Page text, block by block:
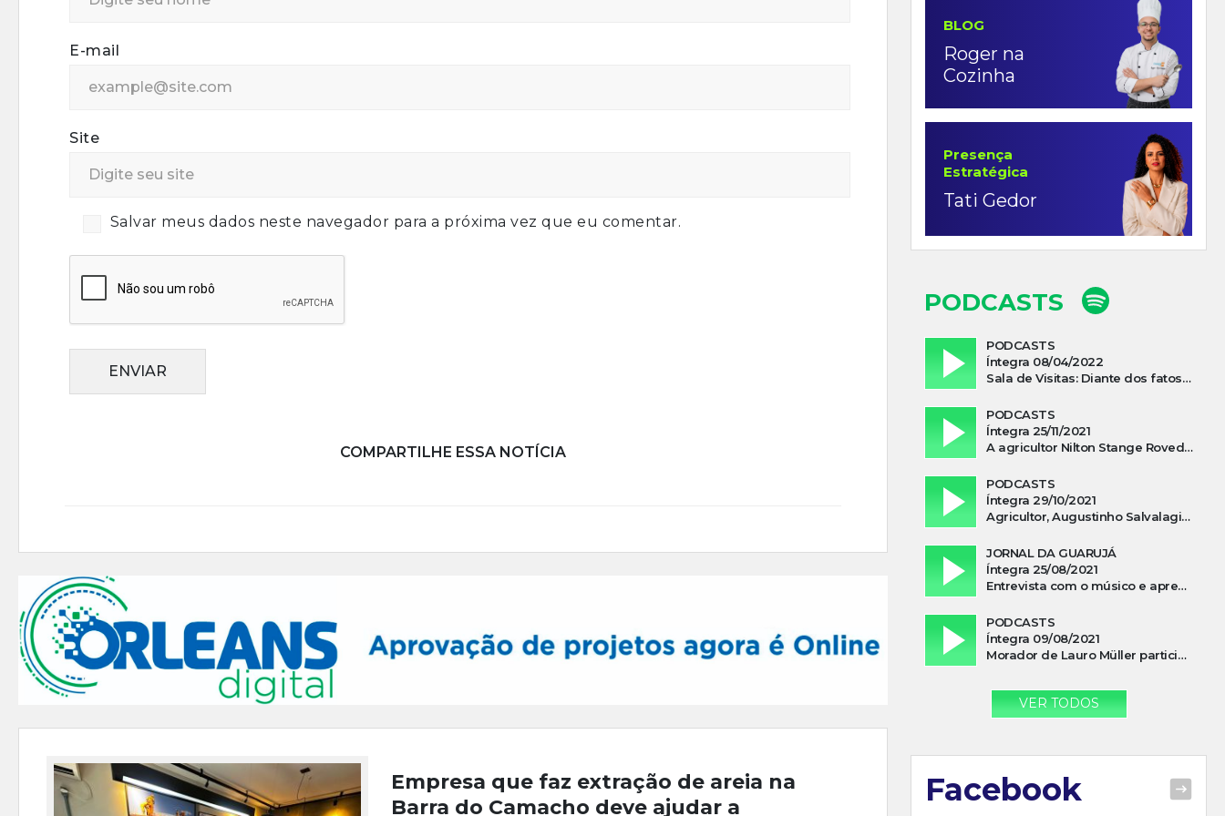
E-mail
Site
Salvar meus dados neste navegador para a próxima vez que eu comentar.
ENVIAR
COMPARTILHE ESSA NOTÍCIA
Empresa que faz extração de areia na
Barra do Camacho deve ajudar a
BLOG
Roger na
Cozinha
Presença
Estratégica
Tati Gedor
PODCASTS
PODCASTS
Íntegra 08/04/2022
Sala de Visitas: Diante dos fatos que influenciam a economia o que podemos esperar de 2022
PODCASTS
Íntegra 25/11/2021
A agricultor Nilton Stange Roveda, afirma ter recebido ajuda espiritual durante acidente
PODCASTS
Íntegra 29/10/2021
Agricultor, Augustinho Salvalagio, relata sobre aparição do Cavaleiro Negro no Rio das Furnas
JORNAL DA GUARUJÁ
Íntegra 25/08/2021
Entrevista com o músico e apresentador, Lismael Ferrareis, no Cidade e Campo
PODCASTS
Íntegra 09/08/2021
Morador de Lauro Müller participa de motociata em apoio a Bolsonaro
VER TODOS
Facebook